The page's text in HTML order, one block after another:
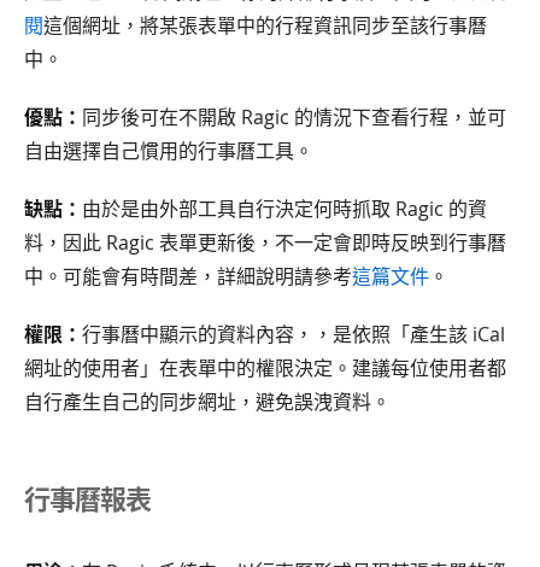
閱這個網址，將某張表單中的行程資訊同步至該行事曆
中。
優點： 同步後可在不開啟 Ragic 的情況下查看行程，並可
自由選擇自己慣用的行事曆工具。
缺點： 由於是由外部工具自行決定何時抓取 Ragic 的資
料，因此 Ragic 表單更新後，不一定會即時反映到行事曆
中。可能會有時間差，詳細說明請參考這篇文件 。
權限： 行事曆中顯示的資料內容，，是依照「產生該 iCal
網址的使用者」在表單中的權限決定。建議每位使用者都
自行產生自己的同步網址，避免誤洩資料。
行事曆報表